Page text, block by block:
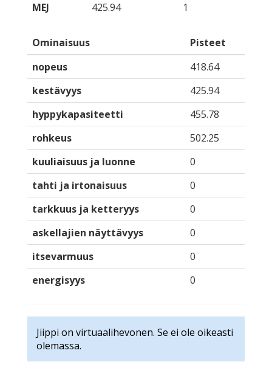
MEJ
425.94 1
Ominaisuus
Pisteet
nopeus
418.64
kestävyys
425.94
hyppykapasiteetti
455.78
rohkeus
502.25
kuuliaisuus ja luonne
0
tahti ja irtonaisuus
0
tarkkuus ja ketteryys
0
askellajien näyttävyys
0
itsevarmuus
0
energisyys
0
Jiippi on virtuaalihevonen. Se ei ole oikeasti
olemassa.